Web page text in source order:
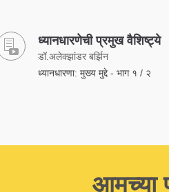
ध्यानधारणेची प्रमुख वैशिष्ट्ये
डॉ.अलेक्झांडर बर्झिन
ध्यानधारणा: मुख्य मुद्दे - भाग १ / २
आमच्या